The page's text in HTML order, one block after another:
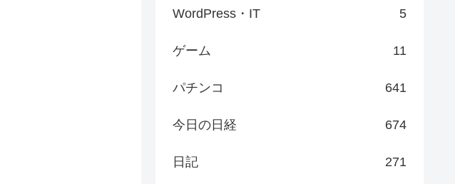
WordPress・IT 5
ゲーム 11
パチンコ 641
今日の日経 674
日記 271